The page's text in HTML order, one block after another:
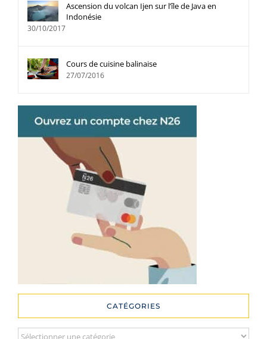
Ascension du volcan Ijen sur l’île de Java en
Indonésie
30/10/2017
Cours de cuisine balinaise
27/07/2016
CATÉGORIES
Catégories